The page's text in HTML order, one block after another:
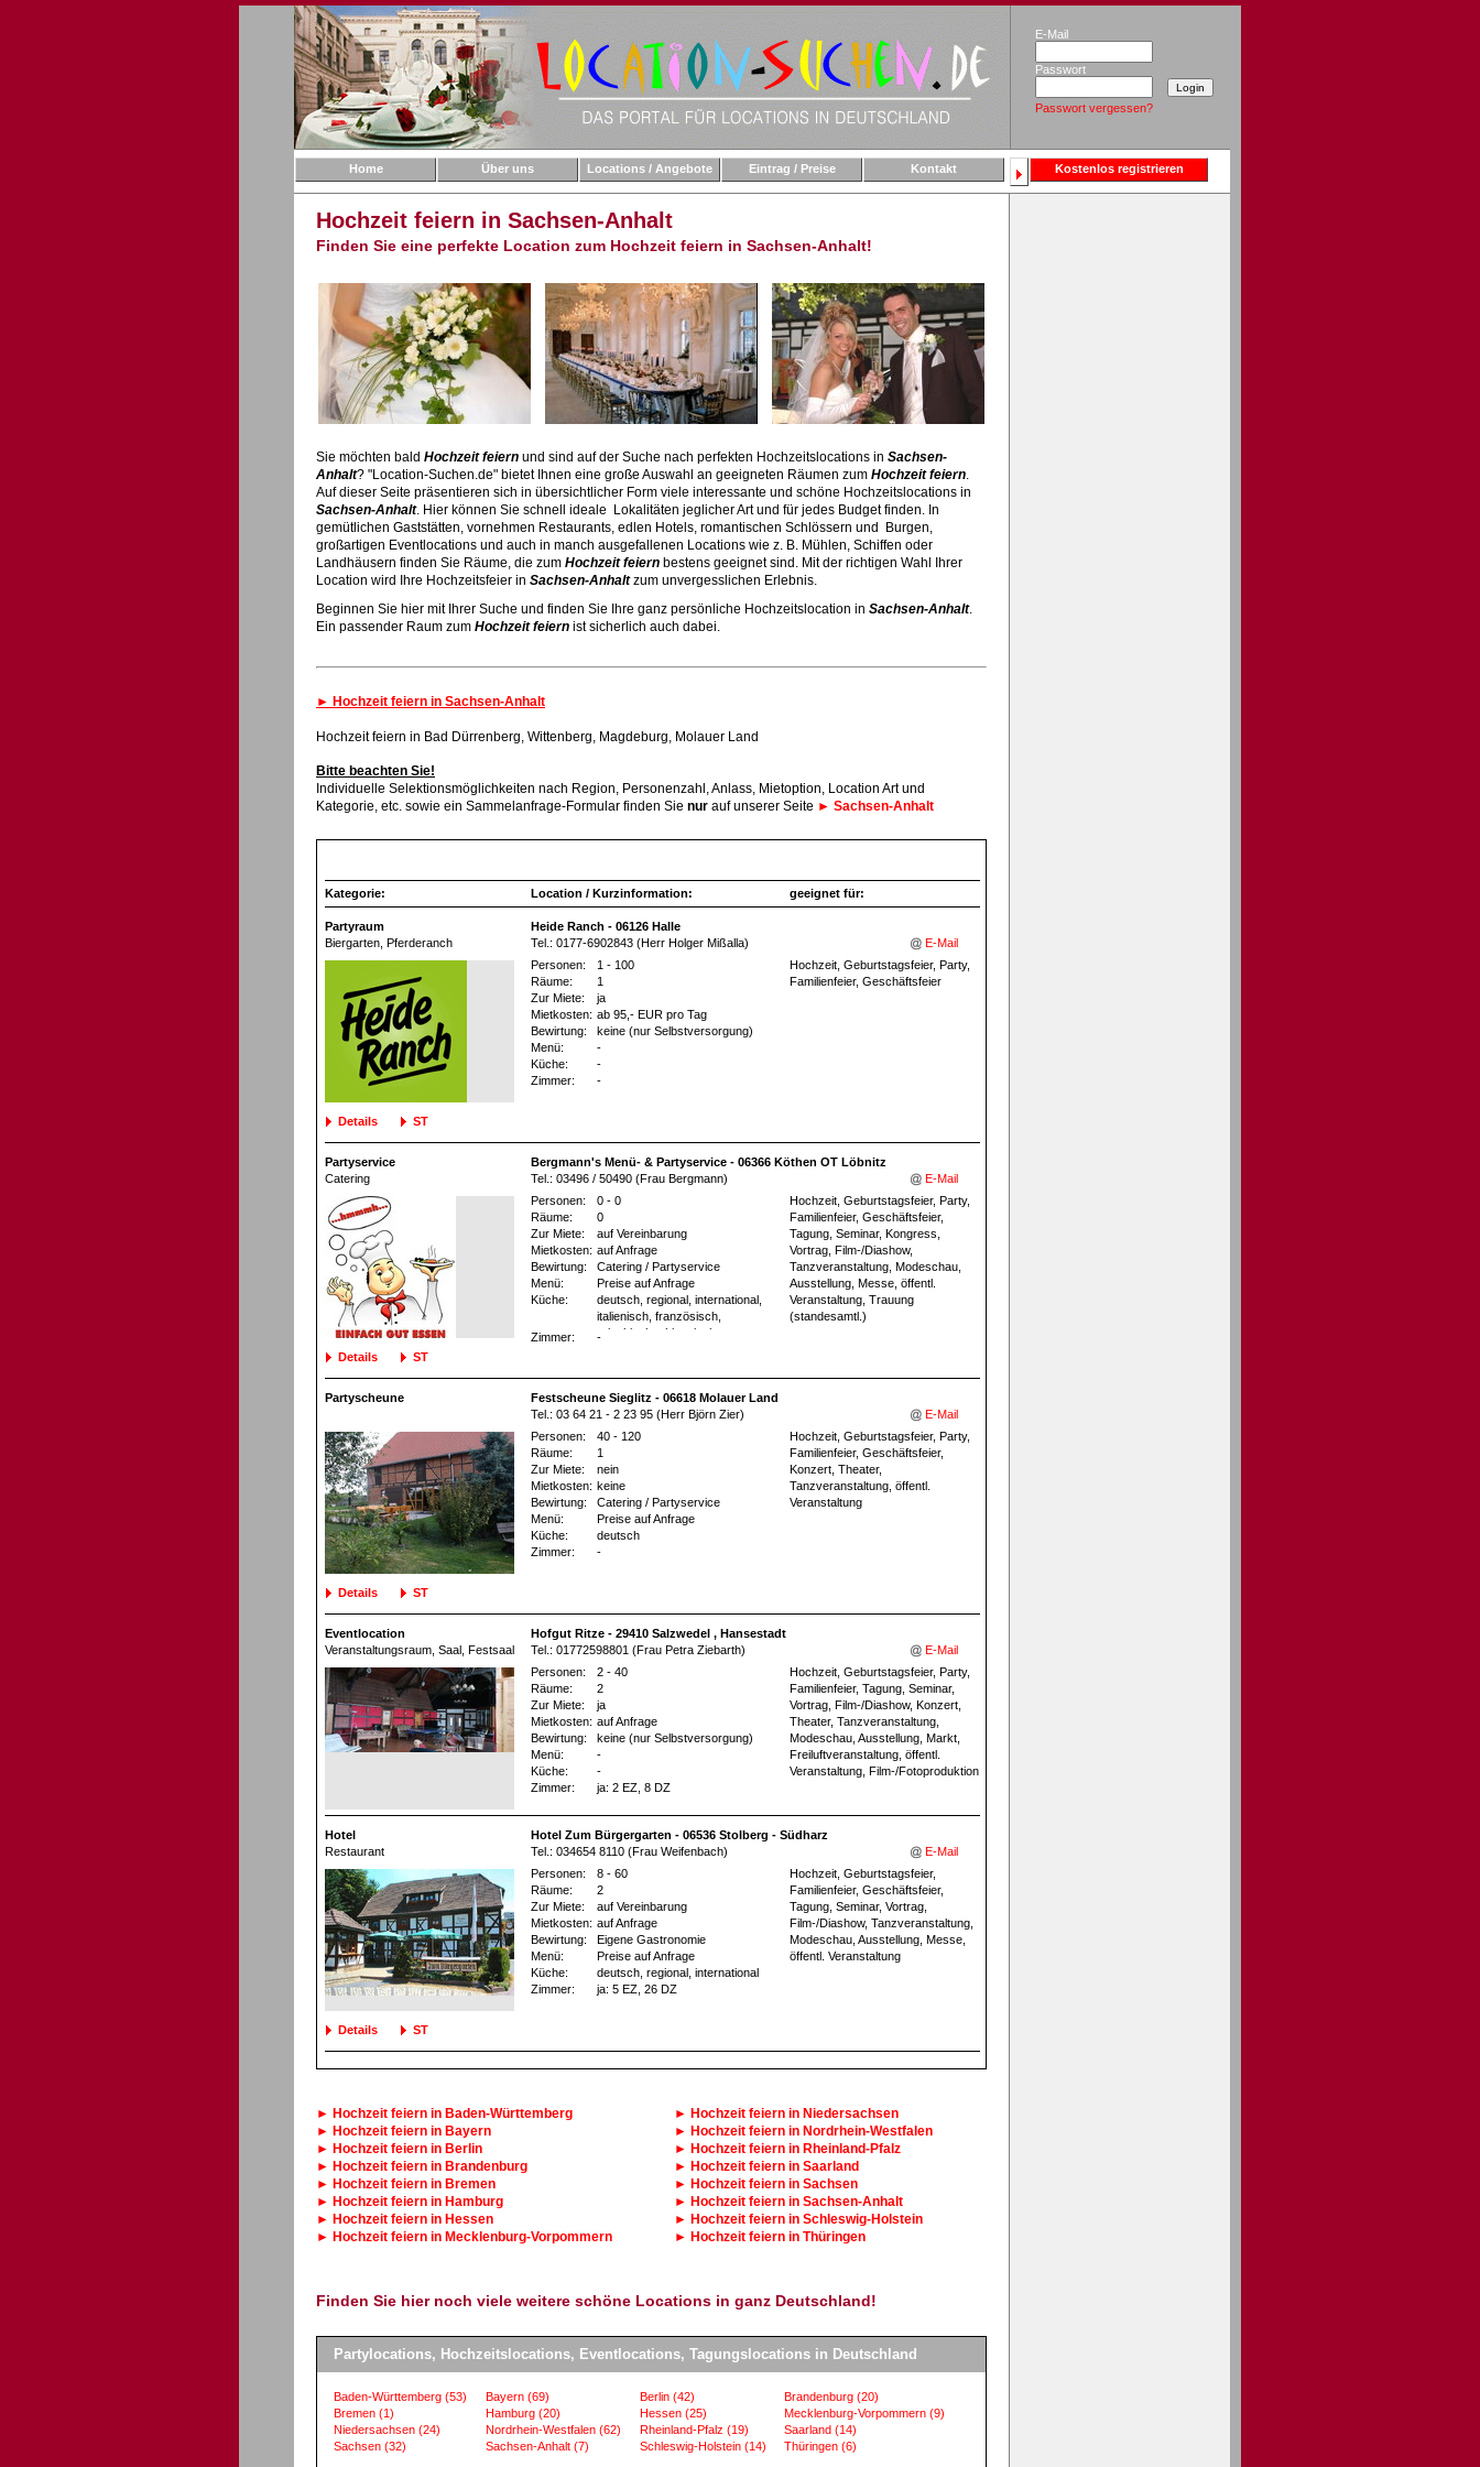
E-Mail
Passwort
Passwort vergessen?
Home Über uns Locations / Angebote Eintrag / Preise Kontakt Kostenlos registrieren
Hochzeit feiern in Sachsen-Anhalt
Finden Sie eine perfekte Location zum Hochzeit feiern in Sachsen-Anhalt!
Sie möchten bald Hochzeit feiern und sind auf der Suche nach perfekten Hochzeitslocations in Sachsen-
Anhalt? "Location-Suchen.de" bietet Ihnen eine große Auswahl an geeigneten Räumen zum Hochzeit feiern.
Auf dieser Seite präsentieren sich in übersichtlicher Form viele interessante und schöne Hochzeitslocations in
Sachsen-Anhalt. Hier können Sie schnell ideale Lokalitäten jeglicher Art und für jedes Budget finden. In
gemütlichen Gaststätten, vornehmen Restaurants, edlen Hotels, romantischen Schlössern und Burgen,
großartigen Eventlocations und auch in manch ausgefallenen Locations wie z. B. Mühlen, Schiffen oder
Landhäusern finden Sie Räume, die zum Hochzeit feiern bestens geeignet sind. Mit der richtigen Wahl Ihrer
Location wird Ihre Hochzeitsfeier in Sachsen-Anhaltzum unvergesslichen Erlebnis.
Beginnen Sie hier mit Ihrer Suche und finden Sie Ihre ganz persönliche Hochzeitslocation in Sachsen-Anhalt.
Ein passender Raum zum Hochzeit feiern ist sicherlich auch dabei.
► Hochzeit feiern in Sachsen-Anhalt
Hochzeit feiern in Bad Dürrenberg, Wittenberg, Magdeburg, Molauer Land
Bitte beachten Sie!
Individuelle Selektionsmöglichkeiten nach Region, Personenzahl, Anlass, Mietoption, Location Art und
Kategorie, etc. sowie ein Sammelanfrage-Formular finden Sie nur auf unserer Seite ► Sachsen-Anhalt
Kategorie: Location / Kurzinformation: geeignet für:
Partyraum
Biergarten , Pferderanch
Heide Ranch - 06126 Halle
Tel.: 0177-6902843 (Herr Holger Mißalla)
E-Mail
Details ST
Personen:
1 - 100
Räume:
1
Zur Miete:
ja
Mietkosten: ab 95,- EUR pro Tag
Bewirtung:
keine (nur Selbstversorgung)
Menü:
-
Küche:
-
Zimmer:
-
Hochzeit, Geburtstagsfeier, Party,
Familienfeier, Geschäftsfeier
Partyservice
Catering
Bergmann's Menü- & Partyservice - 06366 Köthen OT Löbnitz
Tel.: 03496 / 50490 (Frau Bergmann)
E-Mail
Details ST
Personen:
0 - 0
Räume:
0
Zur Miete:
auf Vereinbarung
Mietkosten: auf Anfrage
Bewirtung:
Catering / Partyservice
Menü:
Preise auf Anfrage
Küche:
deutsch, regional, international,
italienisch, französisch,
griechisch, chinesisch,
Zimmer: -
Hochzeit, Geburtstagsfeier, Party,
Familienfeier, Geschäftsfeier,
Tagung, Seminar, Kongress,
Vortrag, Film-/Diashow,
Tanzveranstaltung, Modeschau,
Ausstellung, Messe, öffentl.
Veranstaltung, Trauung
(standesamtl.)
Partyscheune
Festscheune Sieglitz - 06618 Molauer Land
Tel.: 03 64 21 - 2 23 95 (Herr Björn Zier)
E-Mail
Details ST
Personen:
40 - 120
Räume:
1
Zur Miete:
nein
Mietkosten: keine
Bewirtung:
Catering / Partyservice
Menü:
Preise auf Anfrage
Küche:
deutsch
Zimmer:
-
Hochzeit, Geburtstagsfeier, Party,
Familienfeier, Geschäftsfeier,
Konzert, Theater,
Tanzveranstaltung, öffentl.
Veranstaltung
Eventlocation
Veranstaltungsraum , Saal, Festsaal
Hofgut Ritze - 29410 Salzwedel , Hansestadt
Tel.: 01772598801 (Frau Petra Ziebarth)
E-Mail
Personen:
2 - 40
Räume:
2
Zur Miete:
ja
Mietkosten: auf Anfrage
Bewirtung:
keine (nur Selbstversorgung)
Menü:
-
Küche:
-
Zimmer:
ja: 2 EZ , 8 DZ
Hochzeit, Geburtstagsfeier, Party,
Familienfeier, Tagung, Seminar,
Vortrag, Film-/Diashow, Konzert,
Theater, Tanzveranstaltung,
Modeschau, Ausstellung, Markt,
Freiluftveranstaltung, öffentl.
Veranstaltung, Film-/Fotoproduktion
Hotel
Restaurant
Hotel Zum Bürgergarten - 06536 Stolberg - Südharz
Tel.: 034654 8110 (Frau Weifenbach)
E-Mail
Details ST
Personen:
8 - 60
Räume:
2
Zur Miete:
auf Vereinbarung
Mietkosten: auf Anfrage
Bewirtung:
Eigene Gastronomie
Menü:
Preise auf Anfrage
Küche:
deutsch, regional, international
Zimmer:
ja: 5 EZ , 26 DZ
Hochzeit, Geburtstagsfeier,
Familienfeier, Geschäftsfeier,
Tagung, Seminar, Vortrag,
Film-/Diashow, Tanzveranstaltung,
Modeschau, Ausstellung, Messe,
öffentl. Veranstaltung
► Hochzeit feiern in Baden-Württemberg
► Hochzeit feiern in Bayern
► Hochzeit feiern in Berlin
► Hochzeit feiern in Brandenburg
► Hochzeit feiern in Bremen
► Hochzeit feiern in Hamburg
► Hochzeit feiern in Hessen
► Hochzeit feiern in Mecklenburg-Vorpommern
► Hochzeit feiern in Niedersachsen
► Hochzeit feiern in Nordrhein-Westfalen
► Hochzeit feiern in Rheinland-Pfalz
► Hochzeit feiern in Saarland
► Hochzeit feiern in Sachsen
► Hochzeit feiern in Sachsen-Anhalt
► Hochzeit feiern in Schleswig-Holstein
► Hochzeit feiern in Thüringen
Finden Sie hier noch viele weitere schöne Locations in ganz Deutschland!
Partylocations, Hochzeitslocations, Eventlocations, Tagungslocations in Deutschland
Baden-Württemberg (53) Bayern (69) Berlin (42) Brandenburg (20)
Bremen (1) Hamburg (20) Hessen (25) Mecklenburg-Vorpommern (9)
Niedersachsen (24) Nordrhein-Westfalen (62) Rheinland-Pfalz (19) Saarland (14)
Sachsen (32) Sachsen-Anhalt (7) Schleswig-Holstein (14) Thüringen (6)